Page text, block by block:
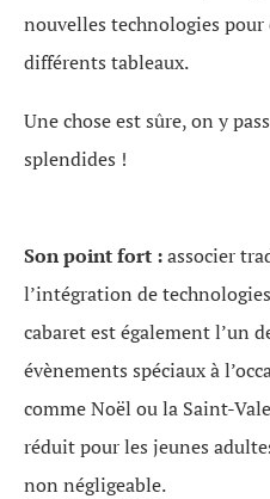
nouvelles technologies pour
différents tableaux.
Une chose est sûre, on y
splendides !
Son point fort :associer
l’intégration de
cabaret est également l’un
évènements spéciaux à
comme Noël ou la Saint-
réduit pour les jeunes
non négligeable.